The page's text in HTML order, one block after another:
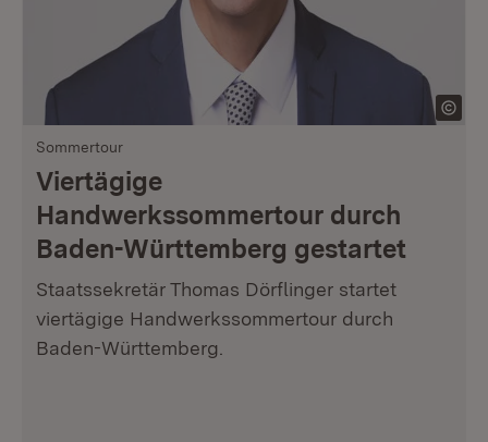
Sommertour
Viertägige
Handwerkssommertour durch
Baden-Württemberg gestartet
Staatssekretär Thomas Dörflinger startet
viertägige Handwerkssommertour durch
Baden-Württemberg.